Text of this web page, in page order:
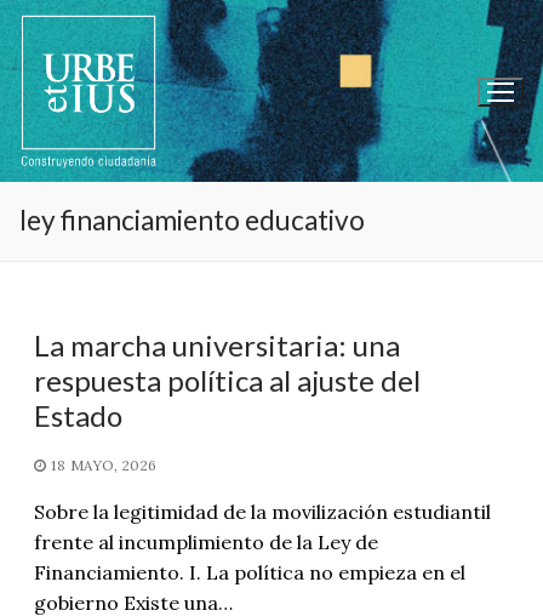
Ir
contenido
ley financiamiento educativo
La marcha universitaria: una
respuesta política al ajuste del
Estado
18 MAYO, 2026
Sobre la legitimidad de la movilización estudiantil
frente al incumplimiento de la Ley de
Financiamiento. I. La política no empieza en el
gobierno Existe una…